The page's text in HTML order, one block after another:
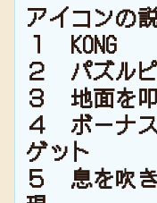
アイコンの
１ KONG
２ パズル
３ 地面を
４ ボーナ
ゲット
５ 息を吹